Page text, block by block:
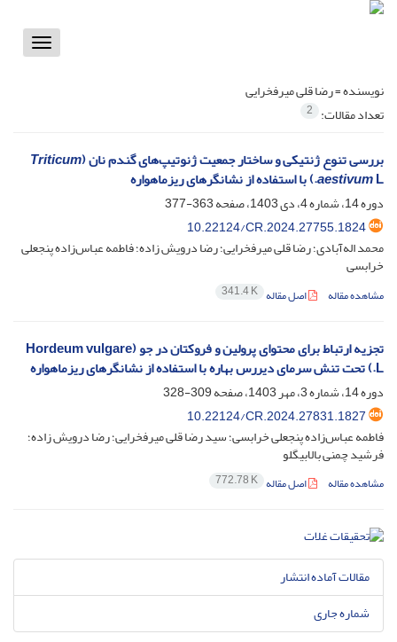
Toggle
نویسنده =رضا قلی میرفخرایی
تعداد مقالات: 2
بررسی تنوع ژنتیکی و ساختار جمعیت ژنوتیپ‌های گندم نان (Triticum
aestivumL.) با استفاده از نشانگرهای ریزماهواره
دوره 14، شماره 4، دی 1403، صفحه
363-377
10.22124/CR.2024.27755.1824
محمد اله‌آبادی؛ رضا قلی میرفخرایی؛ رضا درویش زاده؛ فاطمه عباس‌زاده پنجعلی
خرابسی
مشاهده مقاله اصل مقاله 341.4 K
تجزیه ارتباط برای محتوای پرولین و فروکتان در جو (Hordeum vulgare
L.) تحت تنش سرمای دیررس بهاره با استفاده از نشانگرهای ریزماهواره
دوره 14، شماره 3، مهر 1403، صفحه
309-328
10.22124/CR.2024.27831.1827
فاطمه عباس‌زاده پنجعلی خرابسی؛ سید رضا قلی میرفخرایی؛ رضا درویش زاده؛
فرشید چمنی بالابیگلو
مشاهده مقاله اصل مقاله 772.78 K
مقالات آماده انتشار
شماره جاری